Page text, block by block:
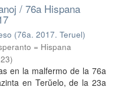
/ 76a Hispana
(76a. 2017. Teruel)
= Hispana
)
en la malfermo de la 76a
en Terŭelo, de la 23a